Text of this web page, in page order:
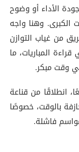
الأداء أو وضوح
الكبرى. وهنا واجه
من غياب التوازن
المباريات، ما
وقت مبكر.
انطلاقًا من قناعة
بالوقت، خصوصًا
فاشلة.